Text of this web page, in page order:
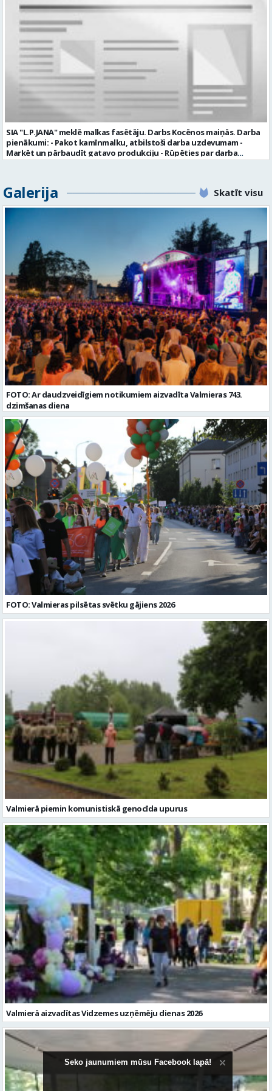
1100 līdz 1250 EUR (pirms nodokļu nomaksas) pilnas sociālās
garantijas veselības apdrošināšanas iespējas dinamisku un
profesionālu darba vidi apmācību pirms darba pienākumu
uzsākšanas CV ar norādi vakancei „dispečers Valmierā” iesniegt līdz
2026. gada 21. augustam (ieskaitot): sūtot elektroniski uz info@vtu-
valmiera.lv personīgi SIA „VTU Valmiera”, Reģ.nr. 40003004220,
„Brandeļi”, Brandeļi, Kocēnu pagasts, Valmieras novads, personāla
daļā darba dienās no plkst. 13:00 līdz 16:00. 2 nedēļu laikā pēc
konkursa termiņa beigām sazināsimies ar pretendentiem, kuri tiks
aicināti uz tikšanos klātienē. Informācijai: 29231565 * Iesniegtos
personas datus SIA “VTU VALMIERA” izmantos, lai konkursa kārtībā
noteiktu vakancei atbilstošāko kandidātu. Ja kandidāts vēlas, lai
viņa personas dati tiktu saglabāti SIA “VTU VALMIERA” iekšējā datu
bāzē ar mērķi tos apstrādāt citos SIA “VTU VALMIERA” personāla
atlases konkursos, tad pieteikumā vakancei lūdzam kandidātam
Valmiera, Valmieras nov. Darba laika veids: Summētais darba laiks
Darba veids: Darbinieka amats uz nenoteiktu laiku Slodze: Viena
vesela slodze Darbības joma: Pakalpojumi Pieteikto vietu skaits: 1
Līgums: Darbinieka amats uz nenoteiktu laiku Aktuāla līdz: 2026-08-
21 Kontaktpersona: CV ar norādi vakancei lūdzu sūtīt uz e-pastu
info@vtu-valmiera.lv vai iesniegt personīgi Izglītības līmenis:
Vispārējā vidējā izglītība
SIA "L.P.JANA" meklē malkas fasētāju. Darbs Kocēnos maiņās. Darba
pienākumi: - Pakot kamīnmalku, atbilstoši darba uzdevumam -
Marķēt un pārbaudīt gatavo produkciju - Rūpēties par darba
kvalitāti un kārtību darba vietā Prasības kandidātiem: - Laba fiziskā
padarītā) - Vienmēr laikā izmaksātu algu - Profesionālus un
atbalstošus kolēģus Lūgums CV sūtīt uz e- pastu:
SAIŅOŠANAS OPERATORS Algas izmaksas veids: Laika darba alga
Darba vietas adrese: LATVIJA, Gravas iela 2, Kocēni, Kocēnu pag.,
Valmieras nov. Slodze: Viena vesela slodze Darbības joma: Ražošana
Pieteikto vietu skaits: 2 Aktuāla līdz: 2027-09-07 Darba sākšanas
datums: 2026-08-17 Kontaktpersona: Davids Pavlovs
Galerija Skatīt visu
FOTO: Ar daudzveidīgiem notikumiem aizvadīta Valmieras 743.
dzimšanas diena
FOTO: Valmieras pilsētas svētku gājiens 2026
Valmierā piemin komunistiskā genocīda upurus
Valmierā aizvadītas Vidzemes uzņēmēju dienas 2026
Seko jaunumiem mūsu Facebook lapā!